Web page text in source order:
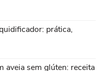
prática,
aveia sem glúten: receita